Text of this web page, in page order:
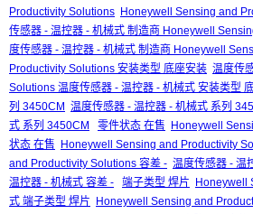
Productivity Solutions Honeywell Sensing and
传感器 - 温控器 - 机械式 制造商 Honeywell
度传感器 - 温控器 - 机械式 制造商 Honeywell
Productivity Solutions 安装类型 底座安装 温度传
Solutions 温度传感器 - 温控器 - 机械式 安装类型
列 3450CM 温度传感器 - 温控器 - 机械式 系列
式 系列 3450CM
零件状态 在售
Honeywell
状态 在售
Honeywell Sensing and Productivity
and Productivity Solutions 容差 - 温度传感器 - 温
温控器 - 机械式 容差 -
端子类型 焊片
Honeywell
式 端子类型 焊片
Honeywell Sensing and